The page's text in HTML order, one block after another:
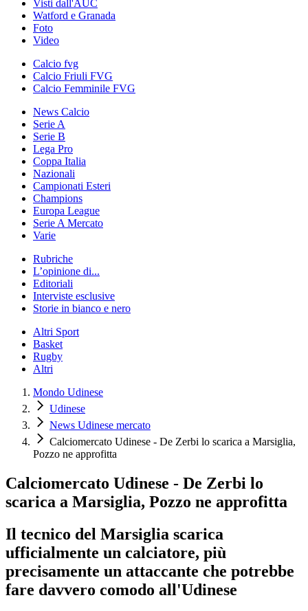
Visti dall'AUC
Watford e Granada
Foto
Video
Calcio fvg
Calcio Friuli FVG
Calcio Femminile FVG
News Calcio
Serie A
Serie B
Lega Pro
Coppa Italia
Nazionali
Campionati Esteri
Champions
Europa League
Serie A Mercato
Varie
Rubriche
L’opinione di...
Editoriali
Interviste esclusive
Storie in bianco e nero
Altri Sport
Basket
Rugby
Altri
Mondo Udinese
Udinese
News Udinese mercato
Calciomercato Udinese - De Zerbi lo scarica a Marsiglia,
Pozzo ne approfitta
Calciomercato Udinese - De Zerbi lo
scarica a Marsiglia, Pozzo ne approfitta
Il tecnico del Marsiglia scarica
ufficialmente un calciatore, più
precisamente un attaccante che potrebbe
fare davvero comodo all'Udinese